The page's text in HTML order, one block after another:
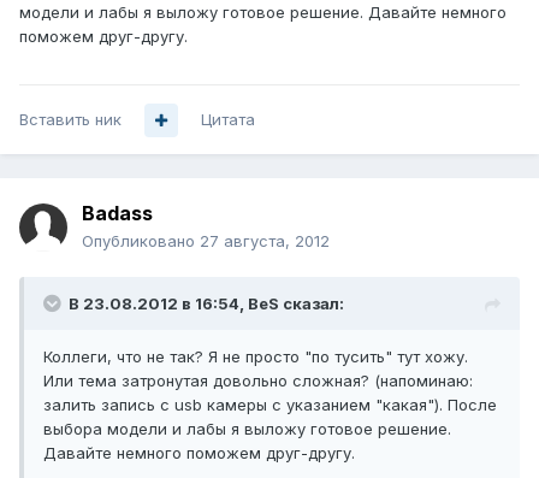
модели и лабы я выложу готовое решение. Давайте немного
поможем друг-другу.
Вставить ник Цитата
Badass
Опубликовано 27 августа, 2012
В 23.08.2012 в 16:54, BeS сказал:
Коллеги, что не так? Я не просто "по тусить" тут хожу.
Или тема затронутая довольно сложная? (напоминаю:
залить запись с usb камеры с указанием "какая"). После
выбора модели и лабы я выложу готовое решение.
Давайте немного поможем друг-другу.